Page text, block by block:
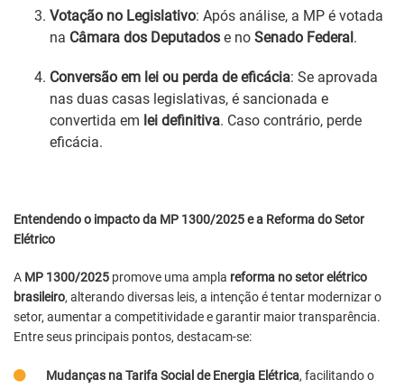
Votação no Legislativo: Após análise, a MP é votada
na Câmara dos Deputados e no Senado Federal.
Conversão em lei ou perda de eficácia: Se aprovada
nas duas casas legislativas, é sancionada e
convertida em lei definitiva. Caso contrário, perde
eficácia.
Entendendo o impacto da MP 1300/2025 e a Reforma do Setor
Elétrico
A MP 1300/2025 promove uma ampla reforma no setor elétrico
brasileiro, alterando diversas leis, a intenção é tentar modernizar o
setor, aumentar a competitividade e garantir maior transparência.
Entre seus principais pontos, destacam-se:
Mudanças na Tarifa Social de Energia Elétrica, facilitando o